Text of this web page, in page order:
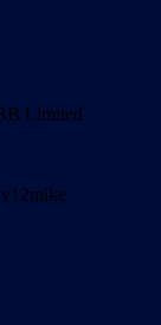
Limited